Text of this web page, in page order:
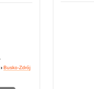
Busko-Zdrój